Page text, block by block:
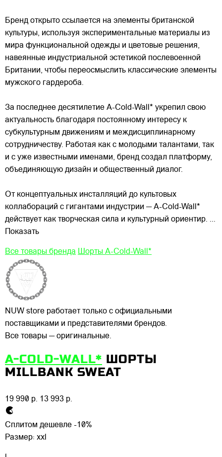
Бренд открыто ссылается на элементы британской
культуры, используя экспериментальные материалы из
мира функциональной одежды и цветовые решения,
навеянные индустриальной эстетикой послевоенной
Британии, чтобы переосмыслить классические элементы
мужского гардероба.
За последнее десятилетие A-Cold-Wall* укрепил свою
актуальность благодаря постоянному интересу к
субкультурным движениям и междисциплинарному
сотрудничеству. Работая как с молодыми талантами, так
и с уже известными именами, бренд создал платформу,
объединяющую дизайн и общественный диалог.
От концептуальных инсталляций до культовых
коллабораций с гигантами индустрии — A-Cold-Wall*
действует как творческая сила и культурный ориентир. ...
Показать
Все товары бренда Шорты A-Cold-Wall*
NUW store работает только с официальными
поставщиками и представителями брендов.
Все товары — оригинальные.
A-COLD-WALL* ШОРТЫ
MILLBANK SWEAT
19 990 р. 13 993 р.
Сплитом дешевле -10%
Размер: xxl